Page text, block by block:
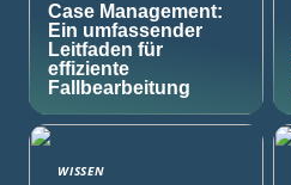
Case Management:
Ein umfassender
Leitfaden für
effiziente
Fallbearbeitung
WISSEN